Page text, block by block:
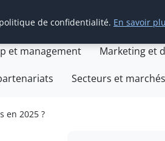
Transition Création et
et management Marketing et
Secteurs et marchés
en 2025 ?
de confidentialité. En savoir